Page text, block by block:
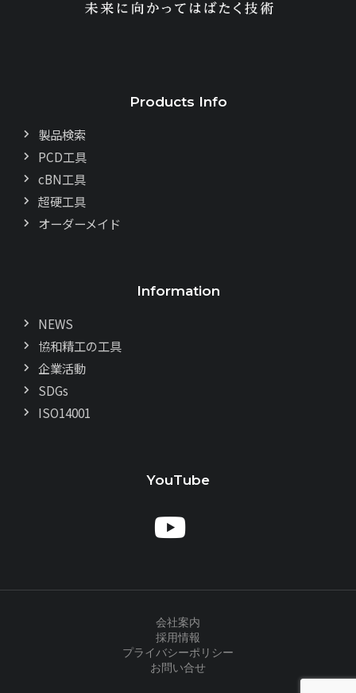
Products Info
製品検索
PCD工具
cBN工具
超硬工具
オーダーメイド
Information
NEWS
協和精工の工具
企業活動
SDGs
ISO14001
YouTube
会社案内
採用情報
プライバシーポリシー
お問い合せ